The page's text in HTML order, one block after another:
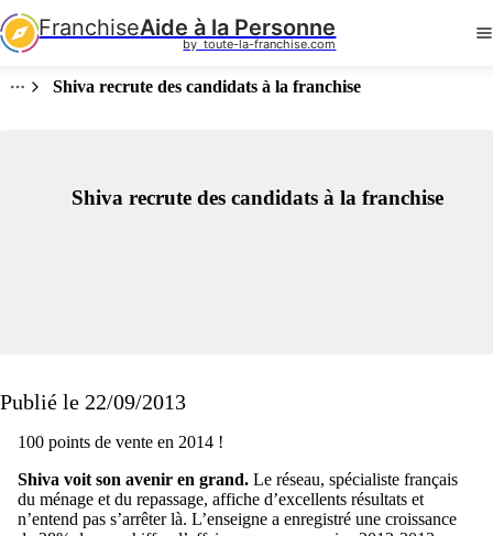
FranchiseAide à la Personne
by  toute-la-franchise.com
Shiva recrute des candidats à la franchise
Shiva recrute des candidats à la franchise
Publié le 22/09/2013
100 points de vente en 2014 !
Shiva voit son avenir en grand. Le réseau, spécialiste français
du ménage et du repassage, affiche d’excellents résultats et
n’entend pas s’arrêter là. L’enseigne a enregistré une croissance